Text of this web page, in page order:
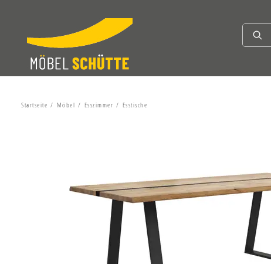
Startseite Möbel Esszimmer Esstische